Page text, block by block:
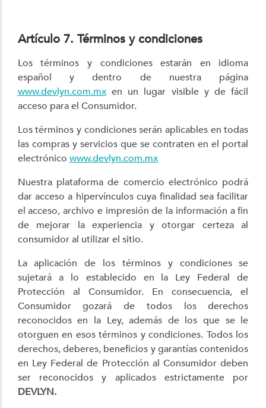
Artículo 7. Términos y condiciones
Los términos y condiciones estarán en idioma
español y dentro de nuestra página
www.devlyn.com.mxen un lugar visible y de fácil
acceso para el Consumidor.
Los términos y condiciones serán aplicables en todas
las compras y servicios que se contraten en el portal
electrónico www.devlyn.com.mx
Nuestra plataforma de comercio electrónico podrá
dar acceso a hipervínculos cuya finalidad sea facilitar
el acceso, archivo e impresión de la información a fin
de mejorar la experiencia y otorgar certeza al
consumidor al utilizar el sitio.
La aplicación de los términos y condiciones se
sujetará a lo establecido en la Ley Federal de
Protección al Consumidor. En consecuencia, el
Consumidor gozará de todos los derechos
reconocidos en la Ley, además de los que se le
otorguen en esos términos y condiciones. Todos los
derechos, deberes, beneficios y garantías contenidos
en Ley Federal de Protección al Consumidor deben
ser reconocidos y aplicados estrictamente por
DEVLYN.